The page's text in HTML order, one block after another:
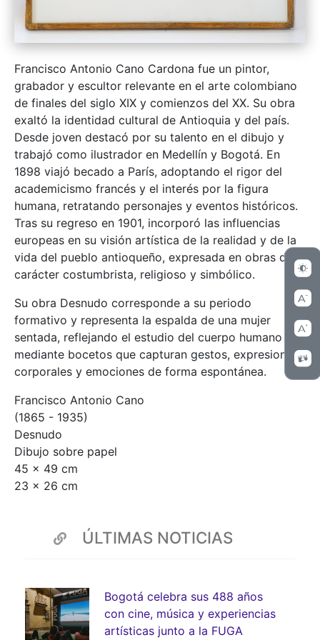
Francisco Antonio Cano Cardona fue un pintor,
grabador y escultor relevante en el arte colombiano
de finales del siglo XIX y comienzos del XX. Su obra
exaltó la identidad cultural de Antioquia y del país.
Desde joven destacó por su talento en el dibujo y
trabajó como ilustrador en Medellín y Bogotá. En
1898 viajó becado a París, adoptando el rigor del
academicismo francés y el interés por la figura
humana, retratando personajes y eventos históricos.
Tras su regreso en 1901, incorporó las influencias
europeas en su visión artística de la realidad y de la
vida del pueblo antioqueño, expresada en obras de
carácter costumbrista, religioso y simbólico.
Su obra Desnudo corresponde a su periodo
formativo y representa la espalda de una mujer
sentada, reflejando el estudio del cuerpo humano
mediante bocetos que capturan gestos, expresiones
corporales y emociones de forma espontánea.
Francisco Antonio Cano
(1865 - 1935)
Desnudo
Dibujo sobre papel
45 x 49 cm
23 x 26 cm
ÚLTIMAS NOTICIAS
Bogotá celebra sus 488 años
con cine, música y experiencias
artísticas junto a la FUGA